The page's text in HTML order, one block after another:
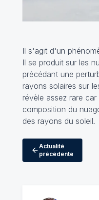
Il s'agit d'un
Il se produit sur les
précédant une
rayons solaires sur
révèle assez rare
composition du
des rayons du soleil.
Actualité
précédente